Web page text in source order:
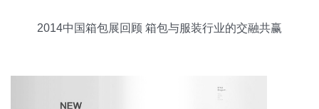
2014中国箱包展回顾 箱包与服装行业的交融共赢